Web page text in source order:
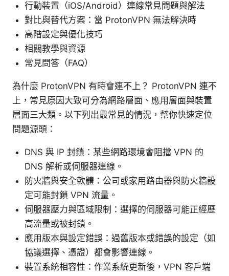
行動裝置（iOS/Android）連線常見問題與解法
對比與替代方案：當 ProtonVPN 無法解決時
高階設定與優化技巧
相關教學與資源
常見問答（FAQ）
為什麼 ProtonVPN 有時會連不上？ ProtonVPN 連不
上，常見原因大致可分為網路層面、應用層面與裝置
層面三大類。以下列出最常見的情況，幫你快速定位
問題源頭：
DNS 與 IP 封鎖：某些網路環境會阻擋 VPN 的
DNS 解析或伺服器連線。
防火牆與安全軟體：公司或家用路由器與防火牆設
定可能封鎖 VPN 流量。
伺服器壓力與區域限制：選擇的伺服器可能正經歷
高流量或被封鎖。
應用版本與設定錯誤：過舊版本或錯誤的設定（如
協議選擇、憑證）都會影響連線。
裝置系統相容性：作業系統更新後，VPN 客戶端